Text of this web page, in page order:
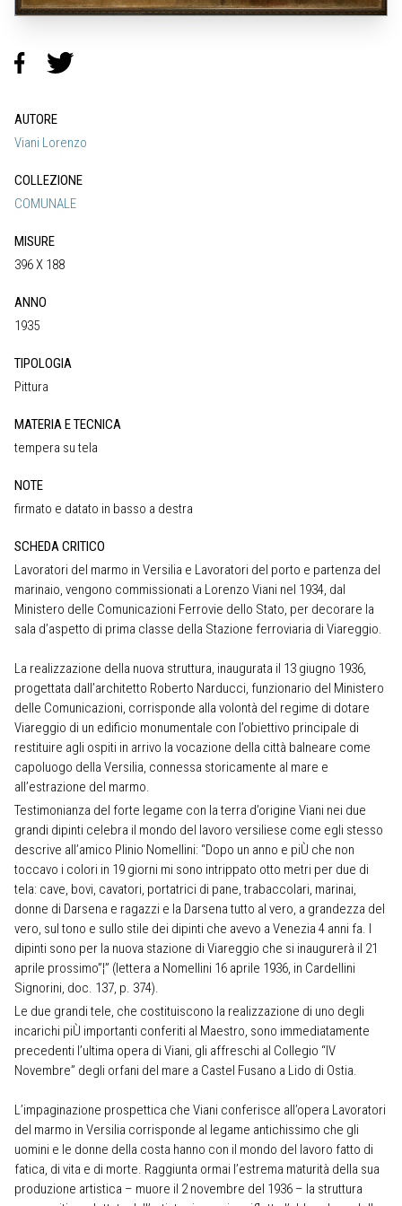
AUTORE
Viani Lorenzo
COLLEZIONE
COMUNALE
MISURE
396 X 188
ANNO
1935
TIPOLOGIA
Pittura
MATERIA E TECNICA
tempera su tela
NOTE
firmato e datato in basso a destra
SCHEDA CRITICO
Lavoratori del marmo in Versilia e Lavoratori del porto e partenza del
marinaio, vengono commissionati a Lorenzo Viani nel 1934, dal
Ministero delle Comunicazioni Ferrovie dello Stato, per decorare la
sala d’aspetto di prima classe della Stazione ferroviaria di Viareggio.
La realizzazione della nuova struttura, inaugurata il 13 giugno 1936,
progettata dall’architetto Roberto Narducci, funzionario del Ministero
delle Comunicazioni, corrisponde alla volontà del regime di dotare
Viareggio di un edificio monumentale con l’obiettivo principale di
restituire agli ospiti in arrivo la vocazione della città balneare come
capoluogo della Versilia, connessa storicamente al mare e
all’estrazione del marmo.
Testimonianza del forte legame con la terra d’origine Viani nei due
grandi dipinti celebra il mondo del lavoro versiliese come egli stesso
descrive all’amico Plinio Nomellini: “Dopo un anno e piÙ che non
toccavo i colori in 19 giorni mi sono intrippato otto metri per due di
tela: cave, bovi, cavatori, portatrici di pane, trabaccolari, marinai,
donne di Darsena e ragazzi e la Darsena tutto al vero, a grandezza del
vero, sul tono e sullo stile dei dipinti che avevo a Venezia 4 anni fa. I
dipinti sono per la nuova stazione di Viareggio che si inaugurerà il 21
aprile prossimo”¦” (lettera a Nomellini 16 aprile 1936, in Cardellini
Signorini, doc. 137, p. 374).
Le due grandi tele, che costituiscono la realizzazione di uno degli
incarichi piÙ importanti conferiti al Maestro, sono immediatamente
precedenti l’ultima opera di Viani, gli affreschi al Collegio “IV
Novembre” degli orfani del mare a Castel Fusano a Lido di Ostia.
L’impaginazione prospettica che Viani conferisce all’opera Lavoratori
del marmo in Versilia corrisponde al legame antichissimo che gli
uomini e le donne della costa hanno con il mondo del lavoro fatto di
fatica, di vita e di morte. Raggiunta ormai l’estrema maturità della sua
produzione artistica – muore il 2 novembre del 1936 – la struttura